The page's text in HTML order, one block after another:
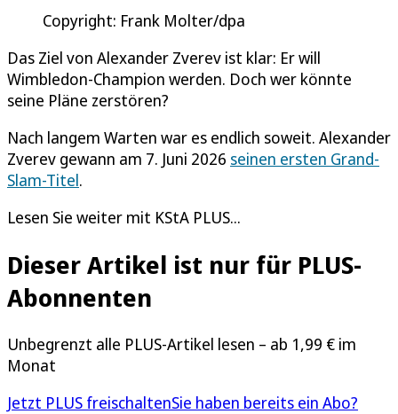
Copyright: Frank Molter/dpa
Das Ziel von Alexander Zverev ist klar: Er will
Wimbledon-Champion werden. Doch wer könnte
seine Pläne zerstören?
Nach langem Warten war es endlich soweit. Alexander
Zverev gewann am 7. Juni 2026 seinen ersten Grand-
Slam-Titel.
Lesen Sie weiter mit KStA PLUS...
Dieser Artikel ist nur für PLUS-
Abonnenten
Unbegrenzt alle PLUS-Artikel lesen – ab 1,99 € im
Monat
Jetzt PLUS freischaltenSie haben bereits ein Abo?